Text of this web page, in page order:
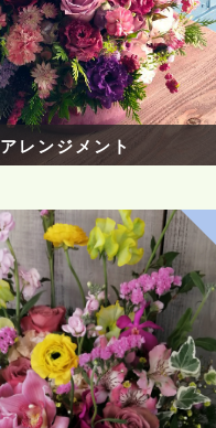
アレンジメント